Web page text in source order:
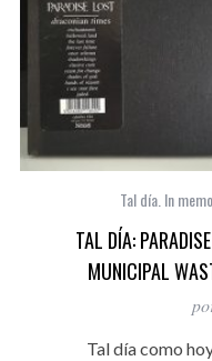
Tal día. In
TAL DÍA:
MUNICIPAL
Tal día como